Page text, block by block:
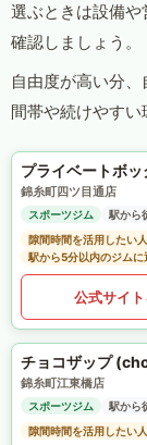
選ぶときは設備
確認しましょう。
自由度が高い分
間帯や続けやすい
錦糸町四ツ目通店
スポーツジム
駅から
隙間時間を活用したい人
駅から5分以内のジムに
公式サイ
チョコザップ
錦糸町江東橋店
スポーツジム
駅から
隙間時間を活用したい人